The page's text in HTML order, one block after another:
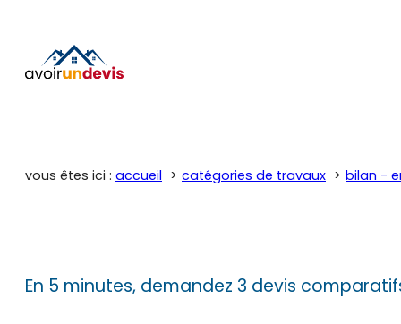
vous êtes ici : accueil catégories de travaux bilan -
En 5 minutes, demandez 3 devis